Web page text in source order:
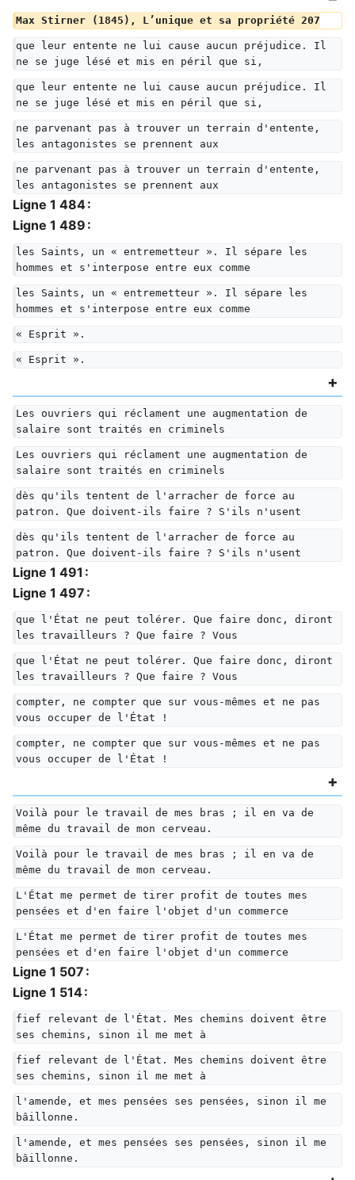
Max Stirner (1845), L’unique et sa propriété 207
que leur entente ne lui cause aucun préjudice. Il
ne se juge lésé et mis en péril que si,
que leur entente ne lui cause aucun préjudice. Il
ne se juge lésé et mis en péril que si,
ne parvenant pas à trouver un terrain d'entente,
les antagonistes se prennent aux
ne parvenant pas à trouver un terrain d'entente,
les antagonistes se prennent aux
Ligne 1 484 :
Ligne 1 489 :
les Saints, un « entremetteur ». Il sépare les
hommes et s'interpose entre eux comme
les Saints, un « entremetteur ». Il sépare les
hommes et s'interpose entre eux comme
« Esprit ».
« Esprit ».
Les ouvriers qui réclament une augmentation de
salaire sont traités en criminels
Les ouvriers qui réclament une augmentation de
salaire sont traités en criminels
dès qu'ils tentent de l'arracher de force au
patron. Que doivent-ils faire ? S'ils n'usent
dès qu'ils tentent de l'arracher de force au
patron. Que doivent-ils faire ? S'ils n'usent
Ligne 1 491 :
Ligne 1 497 :
que l'État ne peut tolérer. Que faire donc, diront
les travailleurs ? Que faire ? Vous
que l'État ne peut tolérer. Que faire donc, diront
les travailleurs ? Que faire ? Vous
compter, ne compter que sur vous-mêmes et ne pas
vous occuper de l'État !
compter, ne compter que sur vous-mêmes et ne pas
vous occuper de l'État !
Voilà pour le travail de mes bras ; il en va de
même du travail de mon cerveau.
Voilà pour le travail de mes bras ; il en va de
même du travail de mon cerveau.
L'État me permet de tirer profit de toutes mes
pensées et d'en faire l'objet d'un commerce
L'État me permet de tirer profit de toutes mes
pensées et d'en faire l'objet d'un commerce
Ligne 1 507 :
Ligne 1 514 :
fief relevant de l'État. Mes chemins doivent être
ses chemins, sinon il me met à
fief relevant de l'État. Mes chemins doivent être
ses chemins, sinon il me met à
l'amende, et mes pensées ses pensées, sinon il me
bâillonne.
l'amende, et mes pensées ses pensées, sinon il me
bâillonne.